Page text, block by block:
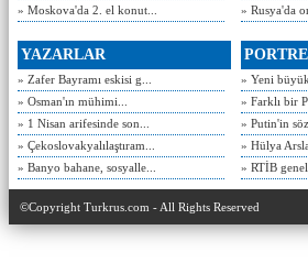
» Moskova'da 2. el konut...
» Rusya'da
YAZARLAR
» Zafer Bayramı eskisi g...
» Osman'ın mühimi...
» 1 Nisan arifesinde son...
» Çekoslovakyalılaştıram...
» Banyo bahane, sosyalle...
PORTRE
» Yeni
» Farklı bir
» Putin'in
» Hülya
» RTİB genel
©Copyright Turkrus.com - All Rights Reserved